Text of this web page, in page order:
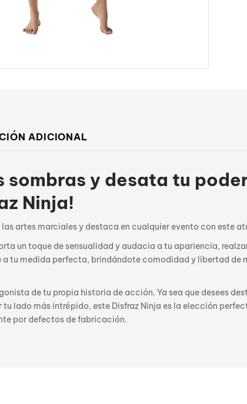
ADICIONAL
sombras y desata tu
Ninja!
artes marciales y destaca en cualquier evento con este
un toque de sensualidad y audacia a tu apariencia,
tu medida perfecta, brindándote comodidad y libertad de
de tu propia historia de acción. Ya sea que desees
tu lado más intrépido, este Disfraz Ninja es la elección
por defectos de fabricación.